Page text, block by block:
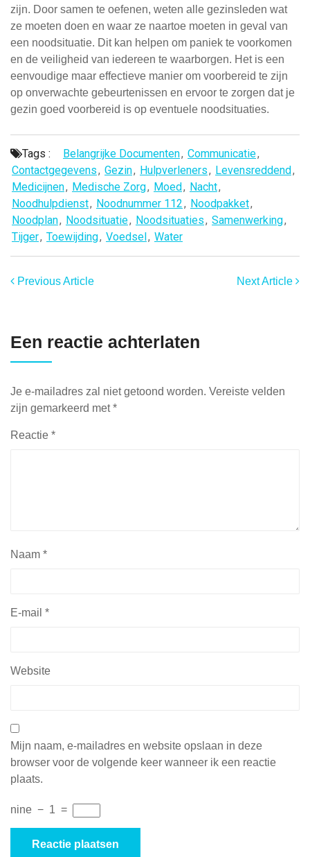
zijn. Door samen te oefenen, weten alle gezinsleden wat
ze moeten doen en waar ze naartoe moeten in geval van
een noodsituatie. Dit kan helpen om paniek te voorkomen
en de veiligheid van iedereen te waarborgen. Het is een
eenvoudige maar effectieve manier om voorbereid te zijn
op onverwachte gebeurtenissen en ervoor te zorgen dat je
gezin goed voorbereid is op eventuele noodsituaties.
Tags : Belangrijke Documenten, Communicatie,
Contactgegevens, Gezin, Hulpverleners, Levensreddend,
Medicijnen, Medische Zorg, Moed, Nacht,
Noodhulpdienst, Noodnummer 112, Noodpakket,
Noodplan, Noodsituatie, Noodsituaties, Samenwerking,
Tijger, Toewijding, Voedsel, Water
Previous Article Next Article
Een reactie achterlaten
Je e-mailadres zal niet getoond worden. Vereiste velden
zijn gemarkeerd met*
Reactie *
Naam *
E-mail *
Website
Mijn naam, e-mailadres en website opslaan in deze
browser voor de volgende keer wanneer ik een reactie
plaats.
nine − 1 =